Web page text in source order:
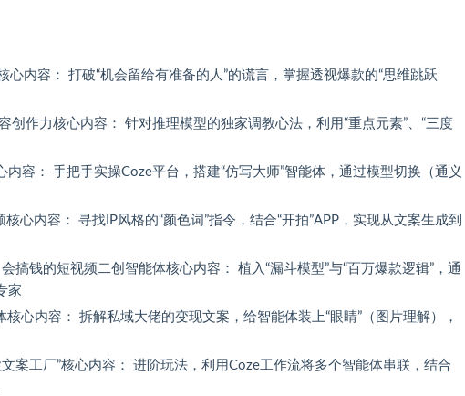
内容： 打破“机会留给有准备的人”的谎言，掌握透视爆款的“思维跳跃
创作力核心内容： 针对推理模型的独家调教心法，利用“重点元素”、“三度
容： 手把手实操Coze平台，搭建“仿写大师”智能体，通过模型切换（通义
心内容： 寻找IP风格的“颜色词”指令，结合“开拍”APP，实现从文案生成到
搞钱的短视频二创智能体核心内容： 植入“漏斗模型”与“百万爆款逻辑”，通
家
心内容： 拆解私域大佬的变现文案，给智能体装上“眼睛”（图片理解），
案工厂”核心内容： 进阶玩法，利用Coze工作流将多个智能体串联，结合